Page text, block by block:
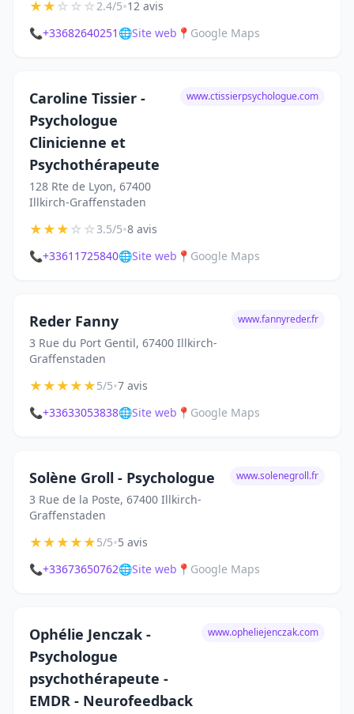
★★☆☆☆2.4/5•12 avis
📞+33682640251 🌐Site web 📍 Google Maps
Caroline Tissier -
Psychologue
Clinicienne et
Psychothérapeute
128 Rte de Lyon, 67400
Illkirch-Graffenstaden
www.ctissierpsychologue.com
★★★☆☆3.5/5•8 avis
📞+33611725840🌐Site web 📍 Google Maps
Reder Fanny
3 Rue du Port Gentil, 67400 Illkirch-
Graffenstaden
www.fannyreder.fr
★★★★★5/5•7 avis
📞+33633053838🌐Site web 📍 Google Maps
Solène Groll - Psychologue
3 Rue de la Poste, 67400 Illkirch-
Graffenstaden
www.solenegroll.fr
★★★★★5/5•5 avis
📞+33673650762🌐Site web 📍 Google Maps
Ophélie Jenczak -
Psychologue
psychothérapeute -
EMDR - Neurofeedback
www.opheliejenczak.com